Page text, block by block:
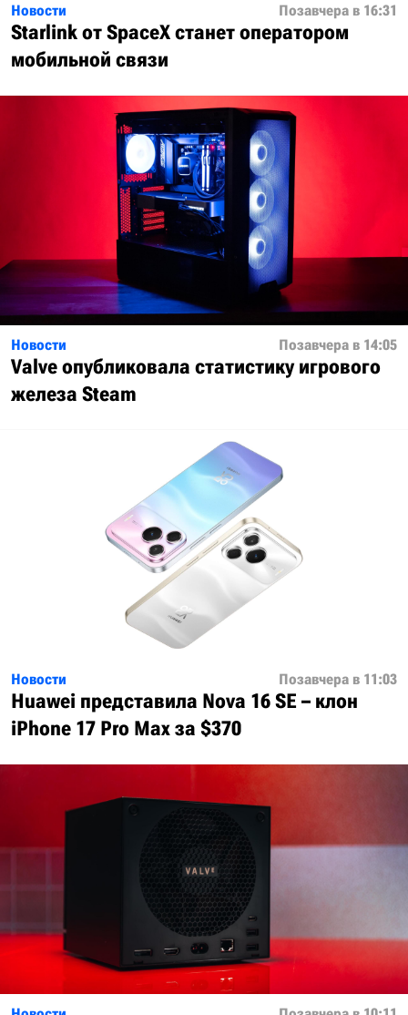
Новости Позавчера в 16:31
Starlink от SpaceX станет оператором
мобильной связи
Новости Позавчера в 14:05
Valve опубликовала статистику игрового
железа Steam
Новости Позавчера в 11:03
Huawei представила Nova 16 SE – клон
iPhone 17 Pro Max за $370